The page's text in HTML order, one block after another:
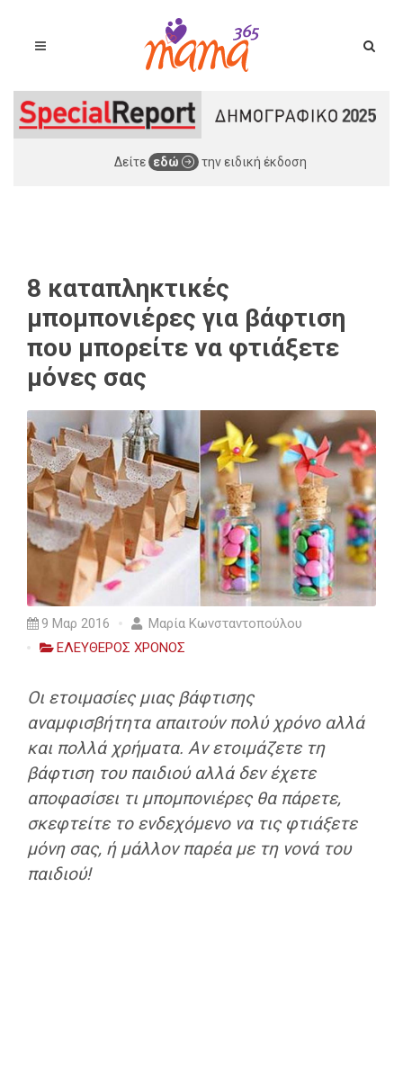
Δείτε εδώ την ειδική έκδοση
8 καταπληκτικές
μπομπονιέρες για βάφτιση
που μπορείτε να φτιάξετε
μόνες σας
9 Μαρ 2016
Μαρία Κωνσταντοπούλου
ΕΛΕΥΘΕΡΟΣ ΧΡΟΝΟΣ
Οι ετοιμασίες μιας βάφτισης
αναμφισβήτητα απαιτούν πολύ χρόνο αλλά
και πολλά χρήματα. Αν ετοιμάζετε τη
βάφτιση του παιδιού αλλά δεν έχετε
αποφασίσει τι μπομπονιέρες θα πάρετε,
σκεφτείτε το ενδεχόμενο να τις φτιάξετε
μόνη σας, ή μάλλον παρέα με τη νονά του
παιδιού!